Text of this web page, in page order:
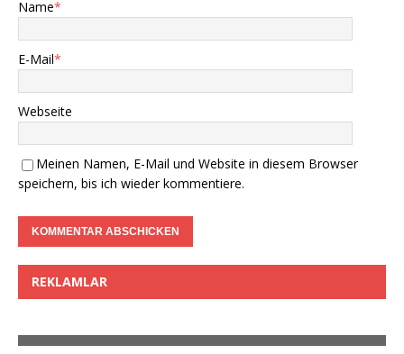
Name*
E-Mail*
Webseite
Meinen Namen, E-Mail und Website in diesem Browser
speichern, bis ich wieder kommentiere.
REKLAMLAR